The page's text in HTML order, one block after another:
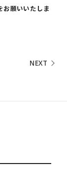
お願いいたしま
NEXT